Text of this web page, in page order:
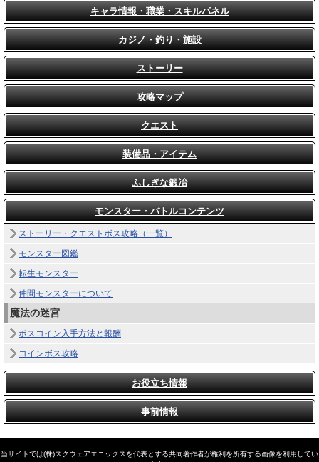
キャラ情報・職業・スキルパネル
カジノ・釣り・施設
ストーリー
攻略マップ
クエスト
装備品・アイテム
ふしぎな鍛冶
モンスター・バトルコンテンツ
ストーリー・クエストボス攻略（一覧）
モンスター図鑑
転生モンスター
仲間モンスターについて
魔法の迷宮
ボスコイン入手方法と報酬
コインボス攻略
お役立ち情報
事前情報
当サイトでは(株)スクウェアエニックスを代表とする共同著作者が権利を所有する画像を利用してい